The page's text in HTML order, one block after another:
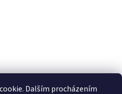
Dalším procházením